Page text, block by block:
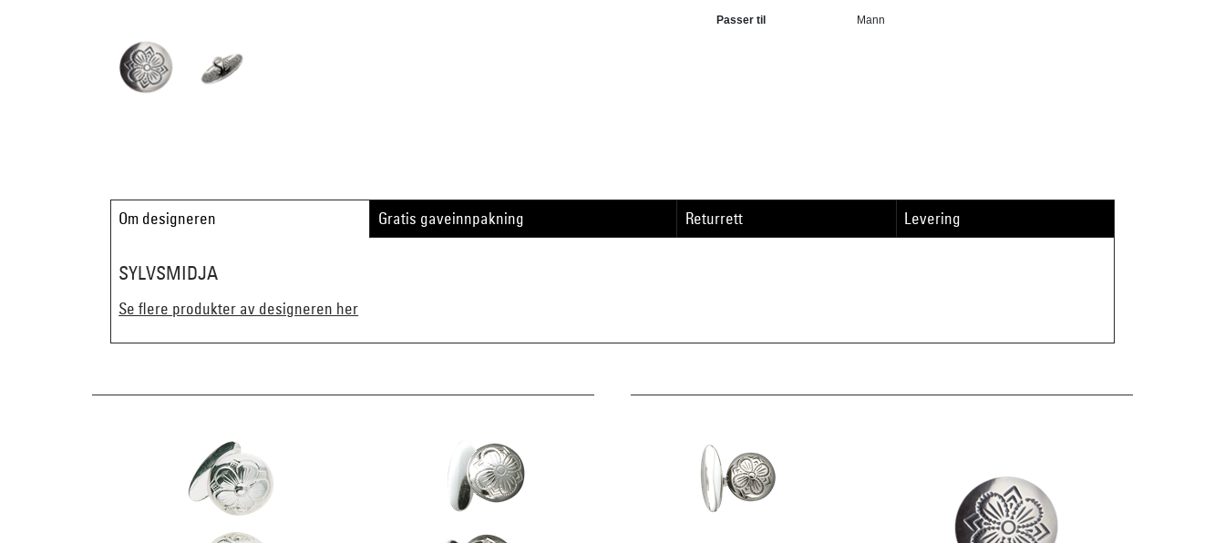
Passer til Mann
Om designeren Gratis gaveinnpakning Returrett Levering
SYLVSMIDJA
Se flere produkter av designeren her